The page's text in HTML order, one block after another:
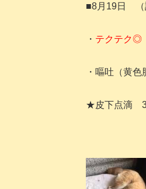
■8月19日 （
・ テクテク◎
・嘔吐（黄
★皮下点滴